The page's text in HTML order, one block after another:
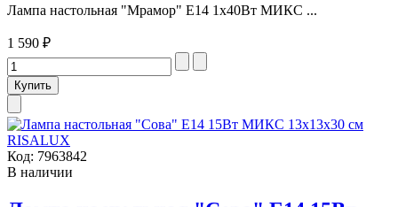
Лампа настольная "Мрамор" Е14 1х40Вт МИКС ...
1 590 ₽
Код: 7963842
В наличии